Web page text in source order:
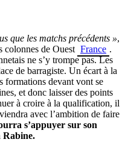
que les matchs précédents »,
colonnes de Ouest France .
ne s’y trompe pas. Les
de barragiste. Un écart à la
formations devant vont se
et donc laisser des points
à croire à la qualification, il
avec l’ambition de faire
s’appuyer sur son
Rabine.